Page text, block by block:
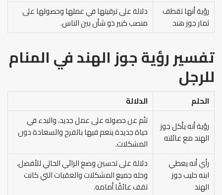
رؤية أنها تقطف
ثمار جوز هند
دلالة على ترقيتها في عملها وحصولها على
منصب كبير ذو شأن بين الناس.
تفسير رؤية جوز الهند في المنام
للرجل
الحلم
الدلالة
رؤية أنه يأكل جوز
الهند مع عائلته
تنُم عن حصوله على عمل جديد، والبدء في
حياة جديدة ينعم فيها بالفرح والسعادة دون
المشكلات.
رأي أنه يعطي
ابنه حليب جوز
الهند
دلالة على تحسين وضع الرائي الحالي للأفضل،
وحله جميع المشكلات والعقبات التي كانت
تقف عائقًا أمامه.